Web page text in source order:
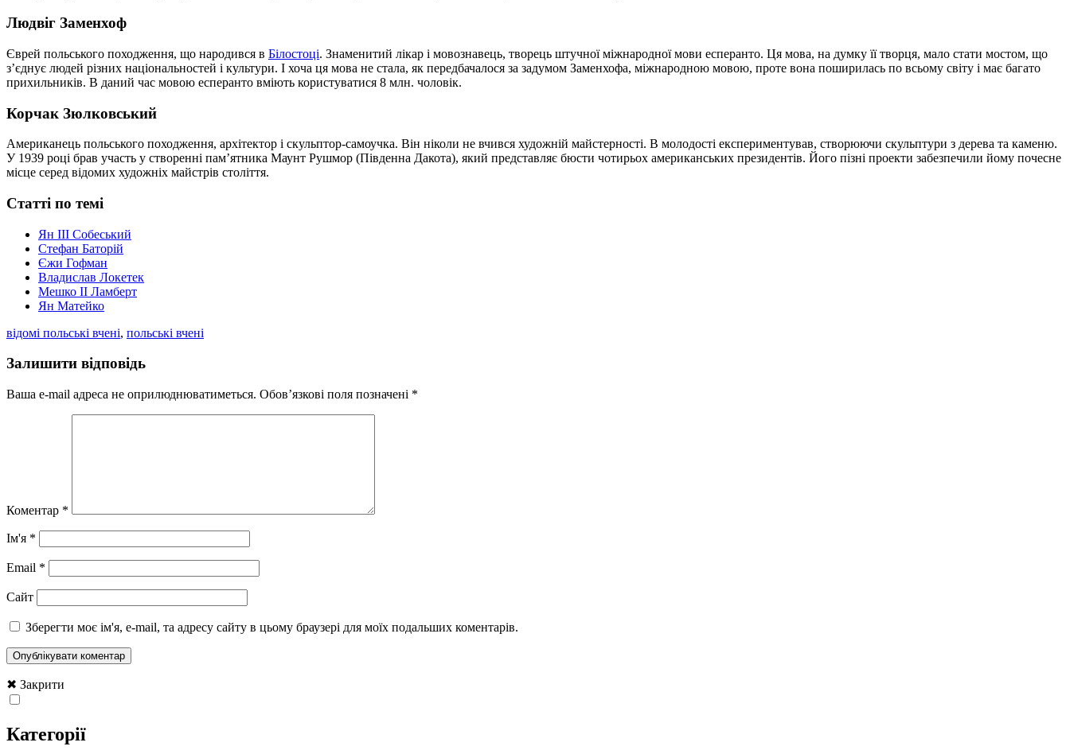
Людвіг Заменхоф
Єврей польського походження, що народився в Білостоці. Знаменитий лікар і мовознавець, творець штучної міжнародної мови есперанто. Ця мова, на думку її творця, мало стати мостом, що
з’єднує людей різних національностей і культури. І хоча ця мова не стала, як передбачалося за задумом Заменхофа, міжнародною мовою, проте вона поширилась по всьому світу і має багато
прихильників. В даний час мовою есперанто вміють користуватися 8 млн. чоловік.
Корчак Зюлковський
Американець польського походження, архітектор і скульптор-самоучка. Він ніколи не вчився художній майстерності. В молодості експериментував, створюючи скульптури з дерева та каменю.
У 1939 році брав участь у створенні пам’ятника Маунт Рушмор (Південна Дакота), який представляє бюсти чотирьох американських президентів. Його пізні проекти забезпечили йому почесне
місце серед відомих художніх майстрів століття.
Статті по темі
Ян III Собеський
Стефан Баторій
Єжи Гофман
Владислав Локетек
Мешко II Ламберт
Ян Матейко
відомі польські вчені, польські вчені
Залишити відповідь
Ваша e-mail адреса не оприлюднюватиметься. Обов’язкові поля позначені *
Коментар *
Ім'я *
Email *
Сайт
Зберегти моє ім'я, e-mail, та адресу сайту в цьому браузері для моїх подальших коментарів.
✖ Закрити
Категорії